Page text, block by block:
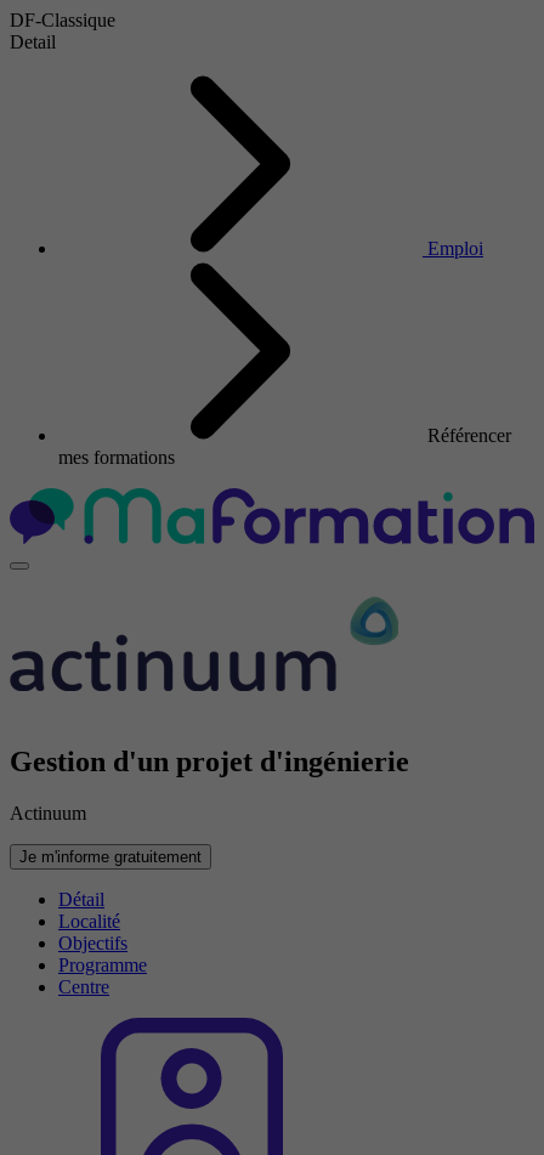
DF-Classique
Detail
Emploi
Référencer
mes formations
Gestion d'un projet d'ingénierie
Actinuum
Je m'informe gratuitement
Détail
Localité
Objectifs
Programme
Centre